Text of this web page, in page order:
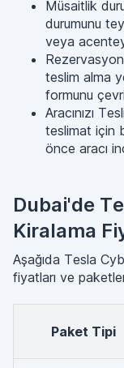
Müsaitlik
durumunu
veya
teslim alma
formunu
Aracınızı
teslimat için
önce aracı
Dubai'de
Kiralama
Aşağıda Tesla
fiyatları ve
Paket Tipi